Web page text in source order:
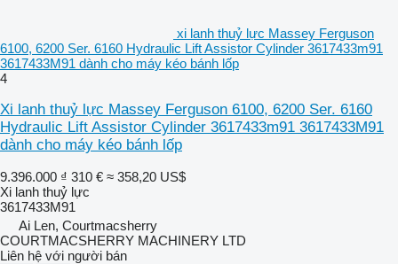
xi lanh thuỷ lực Massey Ferguson
6100, 6200 Ser. 6160 Hydraulic Lift Assistor Cylinder 3617433m91
3617433M91 dành cho máy kéo bánh lốp
4
Xi lanh thuỷ lực Massey Ferguson 6100, 6200 Ser. 6160
Hydraulic Lift Assistor Cylinder 3617433m91 3617433M91
dành cho máy kéo bánh lốp
9.396.000 ₫ 310 € ≈ 358,20 US$
Xi lanh thuỷ lực
3617433M91
Ai Len, Courtmacsherry
COURTMACSHERRY MACHINERY LTD
Liên hệ với người bán